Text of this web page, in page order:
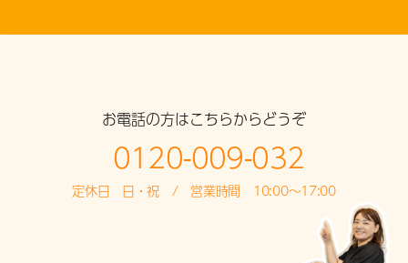
お電話の方はこちらからどうぞ
0120-009-032
定休日 日・祝 / 営業時間 10:00～17:00